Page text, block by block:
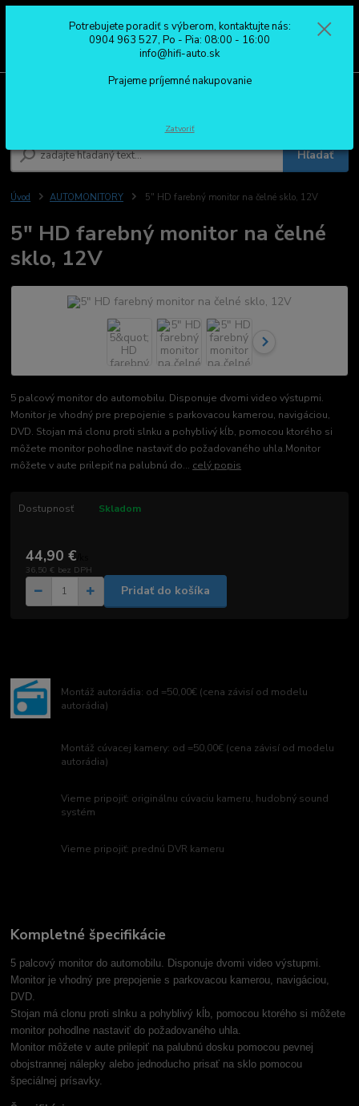
Hľadať
0904 963 527
Po - Pia: 08:00 - 16:00
Úvod AUTOMONITORY 5" HD farebný monitor na čelné sklo, 12V
5" HD farebný monitor na čelné
sklo, 12V
5 palcový monitor do automobilu. Disponuje dvomi video výstupmi.
Monitor je vhodný pre prepojenie s parkovacou kamerou, navigáciou,
DVD. Stojan má clonu proti slnku a pohyblivý kĺb, pomocou ktorého si
môžete monitor pohodlne nastaviť do požadovaného uhla.Monitor
môžete v aute prilepiť na palubnú do... celý popis
Dostupnosť Skladom
44,90 €
36,50 € bez DPH
Pridať do košíka
Montáž autorádia: od =50,00€ (cena závisí od modelu
autorádia)
Montáž cúvacej kamery: od =50,00€ (cena závisí od modelu
autorádia)
Vieme pripojiť: originálnu cúvaciu kameru, hudobný sound
systém
Vieme pripojiť: prednú DVR kameru
Kompletné špecifikácie
5 palcový monitor do automobilu. Disponuje dvomi video výstupmi.
Monitor je vhodný pre prepojenie s parkovacou kamerou, navigáciou,
DVD.
Stojan má clonu proti slnku a pohyblivý kĺb, pomocou ktorého si môžete
monitor pohodlne nastaviť do požadovaného uhla.
Monitor môžete v aute prilepiť na palubnú dosku pomocou pevnej
obojstrannej nálepky alebo jednoducho prisať na sklo pomocou
špeciálnej prísavky.
Potrebujete poradiť s výberom, kontaktujte nás:
0904 963 527, Po - Pia: 08:00 - 16:00
info@hifi-auto.sk
Prajeme príjemné nakupovanie
Zatvoriť